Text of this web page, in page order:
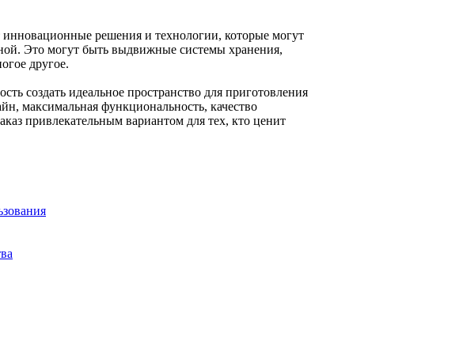
решения и технологии, которые могут
Это могут быть выдвижные системы хранения,
другое.
создать идеальное пространство для приготовления
максимальная функциональность, качество
привлекательным вариантом для тех, кто ценит